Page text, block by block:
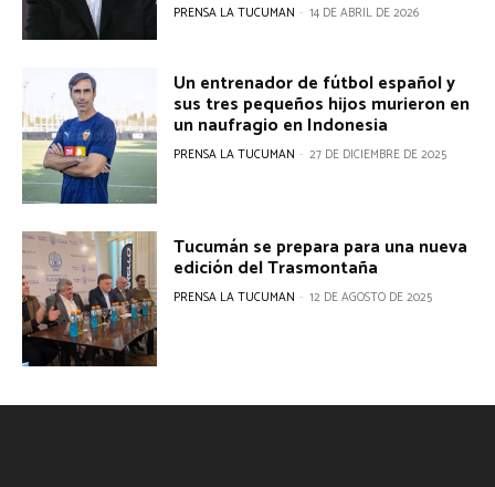
PRENSA LA TUCUMAN - 14 DE ABRIL DE 2026
Un entrenador de fútbol español y
sus tres pequeños hijos murieron en
un naufragio en Indonesia
PRENSA LA TUCUMAN - 27 DE DICIEMBRE DE 2025
Tucumán se prepara para una nueva
edición del Trasmontaña
PRENSA LA TUCUMAN - 12 DE AGOSTO DE 2025